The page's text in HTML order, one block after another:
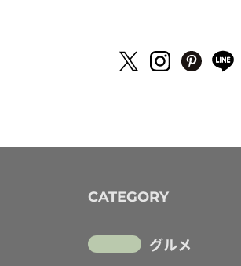
CATEGORY
グルメ